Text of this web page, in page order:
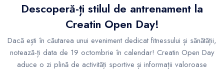
Descoperă-ți stilul de antrenament la
Creatin Open Day!
Dacă ești în căutarea unui eveniment dedicat fitnessului și sănătății,
notează-ți data de 19 octombrie în calendar! Creatin Open Day
aduce o zi plină de activități sportive și informații valoroase